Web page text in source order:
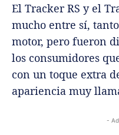
El Tracker RS ​​y el
mucho entre sí,
motor, pero fueron
los consumidores
con un toque extra
apariencia muy
-